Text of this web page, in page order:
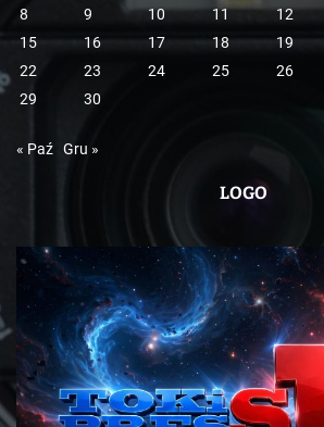
8
9 10 11 12
15
16 17 18 19
22
23 24 25 26
29
30
« Paź Gru »
LOGO